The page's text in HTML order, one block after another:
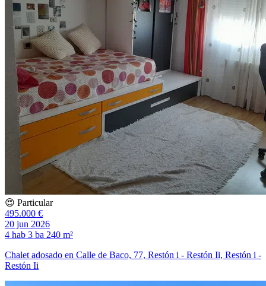
😍 Particular
495.000 €
20 jun 2026
4 hab 3 ba 240 m²
Chalet adosado en Calle de Baco, 77, Restón i - Restón Ii, Restón i -
Restón Ii